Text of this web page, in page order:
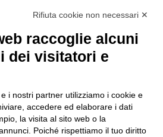
gestione e controllo – D. lgs.
231/2001
di vendita DKC Power Solutions
generali di acquisto
Codice etico
Rifiuta cookie non necessari ✕
raccoglie alcuni
dei visitatori e
i nostri partner utilizziamo i cookie e
accedere ed elaborare i dati
la visita al sito web o la
Poiché rispettiamo il tuo diritto